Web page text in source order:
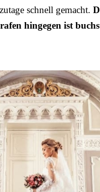
schnell gemacht.
hingegen ist